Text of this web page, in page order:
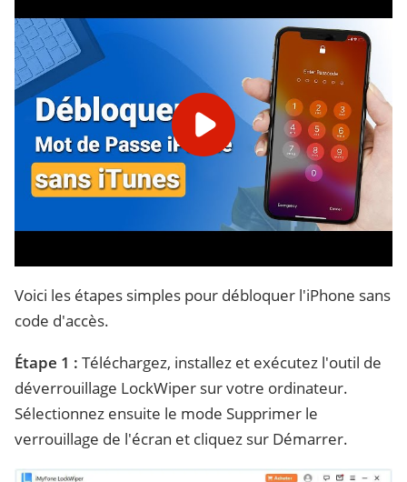
Voici les étapes simples pour débloquer l'iPhone sans
code d'accès.
Étape 1 : Téléchargez, installez et exécutez l'outil de
déverrouillage LockWiper sur votre ordinateur.
Sélectionnez ensuite le mode Supprimer le
verrouillage de l'écran et cliquez sur Démarrer.